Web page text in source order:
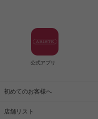
公式アプリ
初めてのお客様へ
店舗リスト